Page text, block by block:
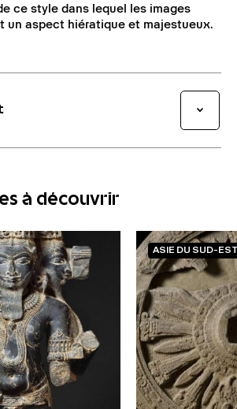
ce style dans lequel les images
un aspect hiératique et majestueux.
à découvrir
ASIE DU SUD-